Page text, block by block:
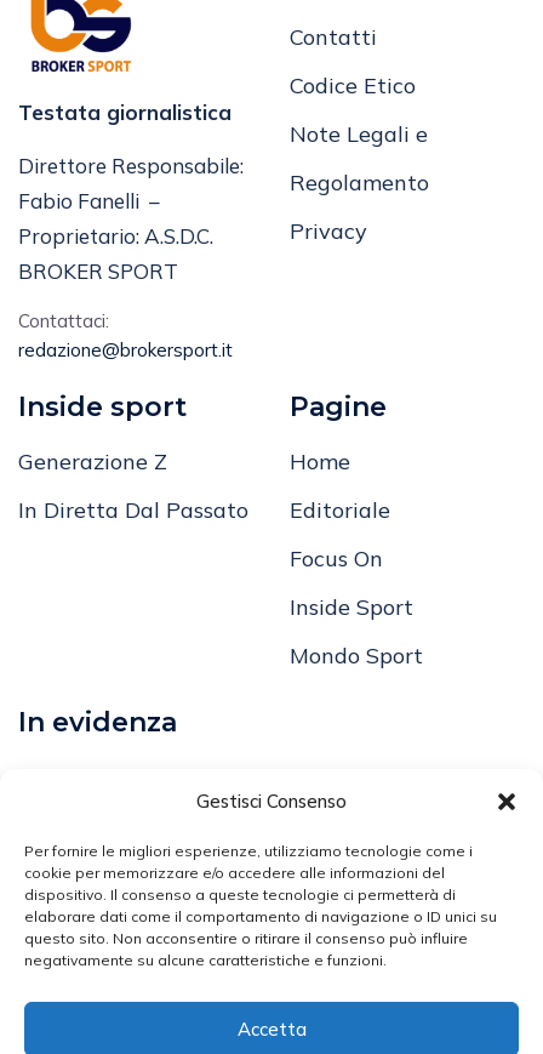
Gestisci Consenso
Per fornire le migliori esperienze, utilizziamo tecnologie come i
cookie per memorizzare e/o accedere alle informazioni del
dispositivo. Il consenso a queste tecnologie ci permetterà di
elaborare dati come il comportamento di navigazione o ID unici su
questo sito. Non acconsentire o ritirare il consenso può influire
negativamente su alcune caratteristiche e funzioni.
Accetta
Testata giornalistica
Direttore Responsabile:
Fabio Fanelli –
Proprietario: A.S.D.C.
BROKER SPORT
Contattaci:
redazione@brokersport.it
Contatti
Codice Etico
Note Legali e
Regolamento
Privacy
Inside sport
Generazione Z
In Diretta Dal Passato
Pagine
Home
Editoriale
Focus On
Inside Sport
Mondo Sport
In evidenza
Volley
Arti Marziali
Atletica Leggera